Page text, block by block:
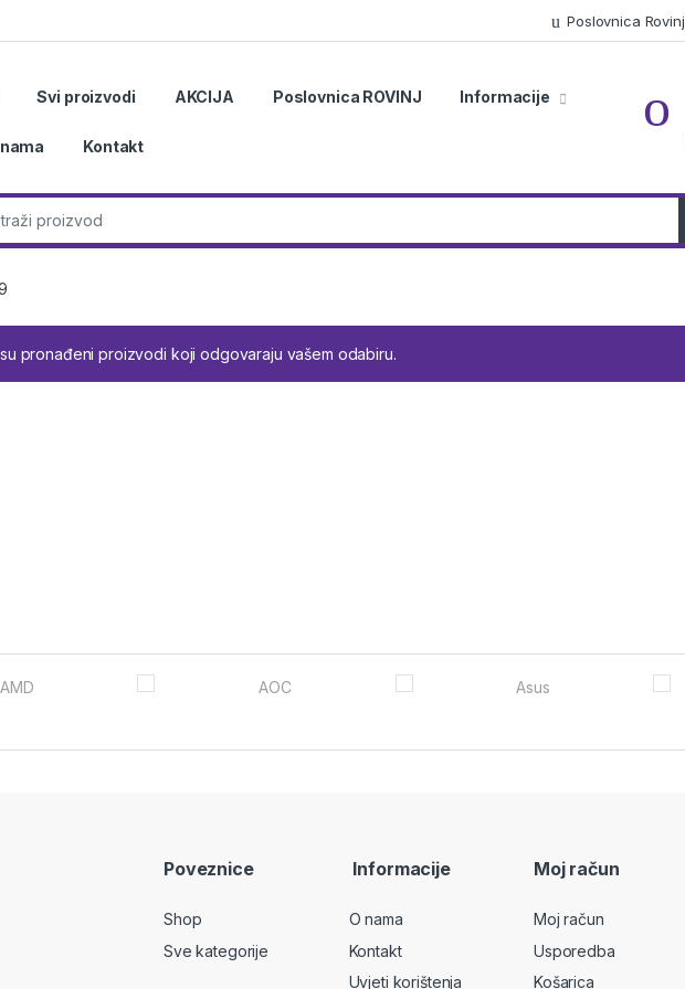
Poslovnica Rovinj
Svi proizvodi AKCIJA Poslovnica ROVINJ Informacije
Kontakt
pronađeni proizvodi koji odgovaraju vašem odabiru.
Poveznice
Shop
Sve kategorije
Informacije
O nama
Kontakt
Uvjeti korištenja
Moj račun
Moj račun
Usporedba
Košarica